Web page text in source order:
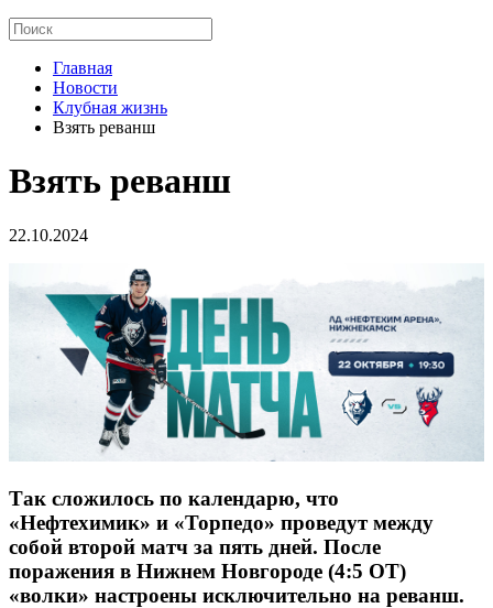
Главная
Новости
Клубная жизнь
Взять реванш
Взять реванш
22.10.2024
Так сложилось по календарю, что
«Нефтехимик» и «Торпедо» проведут между
собой второй матч за пять дней. После
поражения в Нижнем Новгороде (4:5 ОТ)
«волки» настроены исключительно на реванш.